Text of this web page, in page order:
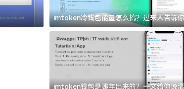
imtoken官方下载
imtoken冷钱包能量怎么搞？过来人告诉
道
imtoken钱包是哪年出来的？一文给你说